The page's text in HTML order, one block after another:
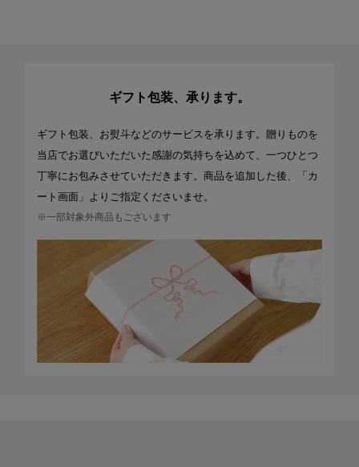
ギフト包装、承ります。
ギフト包装、お熨斗などのサービスを承ります。贈りものを
当店でお選びいただいた感謝の気持ちを込めて、一つひとつ
丁寧にお包みさせていただきます。商品を追加した後、「カ
ート画面」よりご指定くださいませ。
※一部対象外商品もございます